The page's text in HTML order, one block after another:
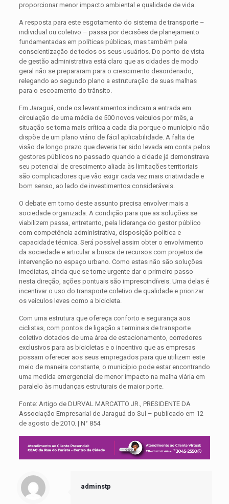
proporcionar menor impacto ambiental e qualidade de vida.
A resposta para este esgotamento do sistema de transporte –
individual ou coletivo – passa por decisões de planejamento
fundamentadas em políticas públicas, mas também pela
conscientização de todos os seus usuários. Do ponto de vista
de gestão administrativa está claro que as cidades de modo
geral não se prepararam para o crescimento desordenado,
relegando ao segundo plano a estruturação de suas malhas
para o escoamento do trânsito.
Em Jaraguá, onde os levantamentos indicam a entrada em
circulação de uma média de 500 novos veículos por mês, a
situação se torna mais crítica a cada dia porque o município não
dispõe de um plano viário de fácil aplicabilidade. A falta de
visão de longo prazo que deveria ter sido levada em conta pelos
gestores públicos no passado quando a cidade já demonstrava
seu potencial de crescimento aliada às limitações territoriais
são complicadores que vão exigir cada vez mais criatividade e
bom senso, ao lado de investimentos consideráveis.
O debate em torno deste assunto precisa envolver mais a
sociedade organizada. A condição para que as soluções se
viabilizem passa, entretanto, pela liderança do gestor público
com competência administrativa, disposição política e
capacidade técnica. Será possível assim obter o envolvimento
da sociedade e articular a busca de recursos com projetos de
intervenção no espaço urbano. Como estas não são soluções
imediatas, ainda que se torne urgente dar o primeiro passo
nesta direção, ações pontuais são imprescindíveis. Uma delas é
incentivar o uso do transporte coletivo de qualidade e priorizar
os veículos leves como a bicicleta.
Com uma estrutura que ofereça conforto e segurança aos
ciclistas, com pontos de ligação a terminais de transporte
coletivo dotados de uma área de estacionamento, corredores
exclusivos para as bicicletas e o incentivo que as empresas
possam oferecer aos seus empregados para que utilizem este
meio de maneira constante, o município pode estar encontrando
uma medida emergencial de menor impacto na malha viária em
paralelo às mudanças estruturais de maior porte.
Fonte: Artigo de DURVAL MARCATTO JR., PRESIDENTE DA
Associação Empresarial de Jaraguá do Sul – publicado em 12
de agosto de 2010. | N° 854
adminstp